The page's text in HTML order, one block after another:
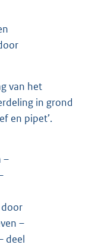
van het
in grond
en pipet’.
–
–
deel